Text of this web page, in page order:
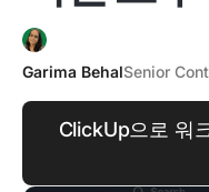
Garima BehalSenior
ClickUp으로 워